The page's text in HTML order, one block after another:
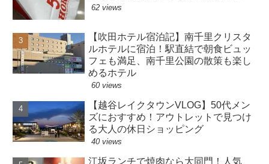
62 views
【吹田ホテル宿泊記】南千里クリスタ
ルホテルに宿泊！駅直結で朝食ビュッ
フェも満足、南千里公園の散策も楽し
めるホテル
60 views
【越谷レイクタウンVLOG】50代メン
ズにおすすめ！アウトレットで見つけ
る大人の休日ショッピング
40 views
江坂ランチで焼肉なら大同門！人気